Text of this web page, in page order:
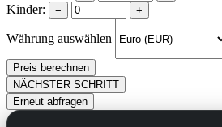
Kinder: − +
Währung auswählen
Preis berechnen
NÄCHSTER SCHRITT
Erneut abfragen